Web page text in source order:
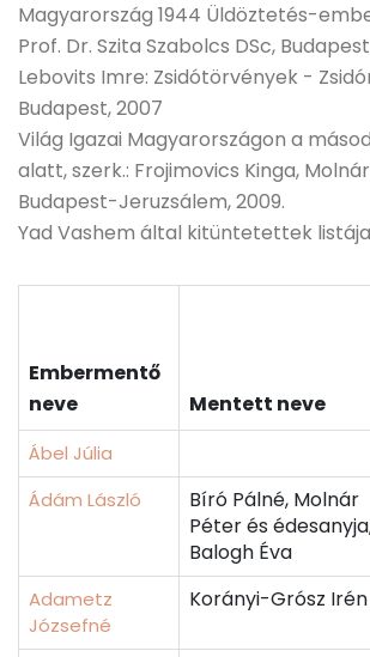
Magyarország 1944 Üldöztetés-
Prof. Dr. Szita Szabolcs DSc,
Lebovits Imre: Zsidótörvények -
Budapest, 2007
Világ Igazai Magyarországon a
alatt, szerk.: Frojimovics Kinga,
Budapest-Jeruzsálem, 2009.
Yad Vashem által kitüntetettek listája
Embermentő
neve
Mentett neve
Ábel Júlia
Ádám László
Bíró Pálné, Molnár
Péter és
Balogh Éva
Adametz
Józsefné
Korányi-Grósz Irén